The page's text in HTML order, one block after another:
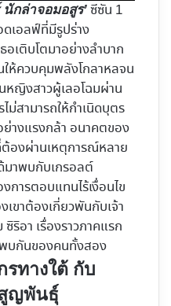
นักล่าจอมอสูร’ ซีซัน 1
ดเอลฟ์ที่มีรูปร่าง
เติบโตมาอย่างลำบาก
ห้ควบคุมพลังโกลาหลจน
หญิงสาวผู้เลอโฉมผ่าน
ม่สามารถให้กำเนิดบุตร
างแรงกล้า อนาคตของ
องผ่านเหตุการณ์หลาย
มาพบกับเกรอลต์
การตอบแทนไร้เงื่อนไข
เขาต้องเกี่ยวพันกับเจ้า
ริอา เรื่องราวภาคแรก
พบกันของคนทั้งสอง
ทางใต้ กับ
สูญพันธุ์